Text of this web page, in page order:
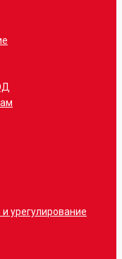
урегулирование